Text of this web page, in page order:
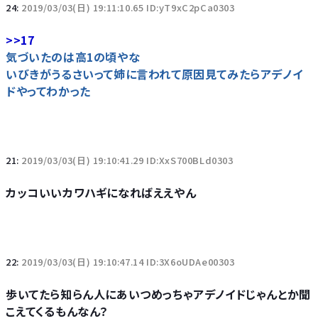
24: 2019/03/03(日) 19:11:10.65 ID:yT9xC2pCa0303
>>17
気づいたのは高1の頃やな
いびきがうるさいって姉に言われて原因見てみたらアデノイ
ドやってわかった
21: 2019/03/03(日) 19:10:41.29 ID:XxS700BLd0303
カッコいいカワハギになればええやん
22: 2019/03/03(日) 19:10:47.14 ID:3X6oUDAe00303
歩いてたら知らん人にあいつめっちゃアデノイドじゃんとか聞
こえてくるもんなん？